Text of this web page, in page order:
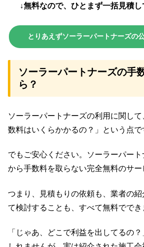
↓無料なので、ひとまず一括見積
とりあえずソーラーパートナーズの
ソーラーパートナーズの手
ら？
ソーラーパートナーズの利用に関し
数料はいくらかかるの？」という点で
でもご安心ください。ソーラーパー
から手数料を取らない完全無料のサー
つまり、見積もりの依頼も、業者の
て検討することも、すべて無料ででき
「じゃあ、どこで利益を出してるの